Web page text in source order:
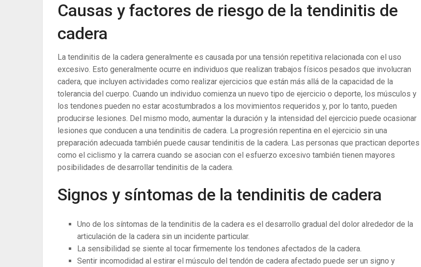
Causas y factores de riesgo de la tendinitis de
cadera
La tendinitis de la cadera generalmente es causada por una tensión repetitiva relacionada con el uso
excesivo. Esto generalmente ocurre en individuos que realizan trabajos físicos pesados ​​que involucran
cadera, que incluyen actividades como realizar ejercicios que están más allá de la capacidad de la
tolerancia del cuerpo. Cuando un individuo comienza un nuevo tipo de ejercicio o deporte, los músculos y
los tendones pueden no estar acostumbrados a los movimientos requeridos y, por lo tanto, pueden
producirse lesiones. Del mismo modo, aumentar la duración y la intensidad del ejercicio puede ocasionar
lesiones que conducen a una tendinitis de cadera. La progresión repentina en el ejercicio sin una
preparación adecuada también puede causar tendinitis de la cadera. Las personas que practican deportes
como el ciclismo y la carrera cuando se asocian con el esfuerzo excesivo también tienen mayores
posibilidades de desarrollar tendinitis de la cadera.
Signos y síntomas de la tendinitis de cadera
Uno de los síntomas de la tendinitis de la cadera es el desarrollo gradual del dolor alrededor de la
articulación de la cadera sin un incidente particular.
La sensibilidad se siente al tocar firmemente los tendones afectados de la cadera.
Sentir incomodidad al estirar el músculo del tendón de cadera afectado puede ser un signo y